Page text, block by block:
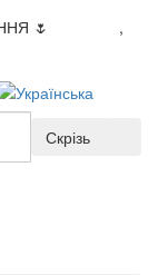
🌷
,
Скрізь